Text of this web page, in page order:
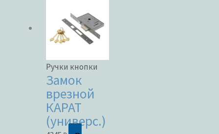
Ручки кнопки
Замок
врезной
КАРАТ
(универс.)